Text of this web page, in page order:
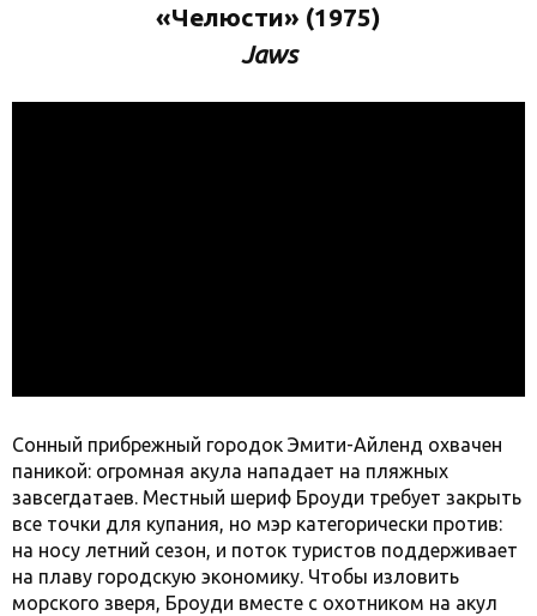
«Челюсти» (1975)
Jaws
Сонный прибрежный городок Эмити-Айленд охвачен
паникой: огромная акула нападает на пляжных
завсегдатаев. Местный шериф Броуди требует закрыть
все точки для купания, но мэр категорически против:
на носу летний сезон, и поток туристов поддерживает
на плаву городскую экономику. Чтобы изловить
морского зверя, Броуди вместе с охотником на акул